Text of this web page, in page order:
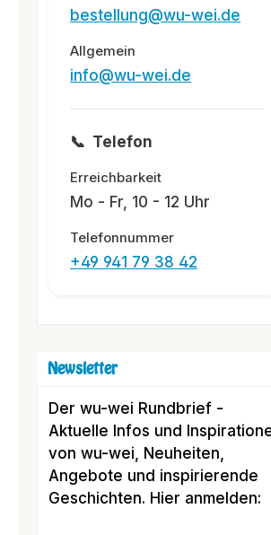
bestellung@wu-wei.de
Allgemein
info@wu-wei.de
📞 Telefon
Erreichbarkeit
Mo - Fr, 10 - 12 Uhr
Telefonnummer
+49 941 79 38 42
Newsletter
Der wu-wei Rundbrief -
Aktuelle Infos und
von wu-wei, Neuheiten,
Angebote und inspirierende
Geschichten. Hier anmelden: